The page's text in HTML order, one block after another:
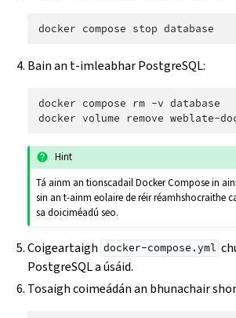
docker compose stop
Bain an t-imleabhar PostgreSQL:
docker compose rm -v database
docker volume remove
Hint
Tá ainm an tionscadail Docker Compose in
sin an t-ainm eolaire de réir réamhshocraithe
sa doiciméadú seo.
Coigeartaigh docker-compose.yml
PostgreSQL a úsáid.
Tosaigh coimeádán an bhunachair